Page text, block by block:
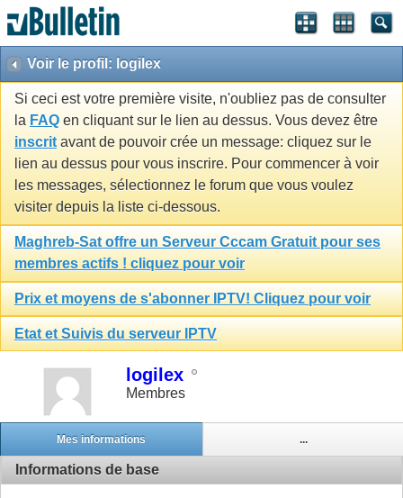
Voir le profil: logilex
Si ceci est votre première visite, n'oubliez pas de consulter
la FAQ en cliquant sur le lien au dessus. Vous devez être
inscrit avant de pouvoir crée un message: cliquez sur le
lien au dessus pour vous inscrire. Pour commencer à voir
les messages, sélectionnez le forum que vous voulez
visiter depuis la liste ci-dessous.
Maghreb-Sat offre un Serveur Cccam Gratuit pour ses
membres actifs ! cliquez pour voir
Prix et moyens de s'abonner IPTV! Cliquez pour voir
Etat et Suivis du serveur IPTV
logilex
Membres
Mes informations ...
Informations de base